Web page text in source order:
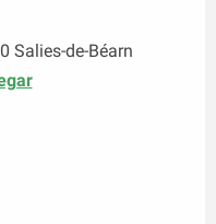
Salies-de-Béarn